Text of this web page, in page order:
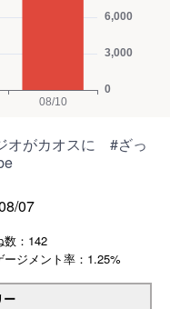
オがカオスに #ざっ
07
数：142
ージメント率：1.25%
ー